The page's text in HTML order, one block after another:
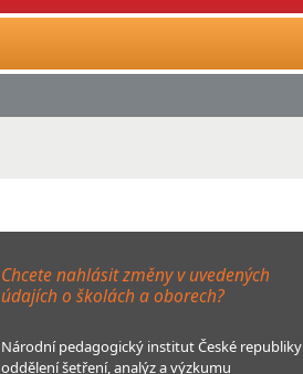
Chcete nahlásit změny v uvedených
údajích o školách a oborech?
Národní pedagogický institut České republiky
oddělení šetření, analýz a výzkumu